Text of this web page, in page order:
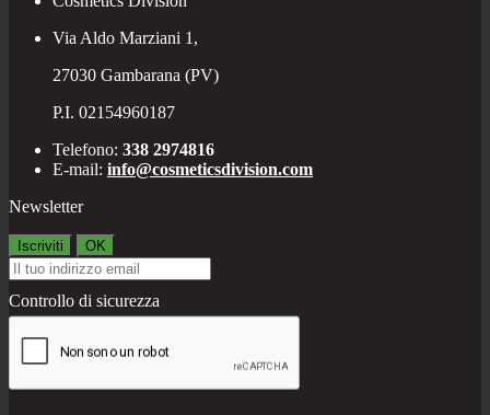
Via Aldo Marziani 1,
27030 Gambarana (PV)
P.I. 02154960187
Telefono: 338 2974816
E-mail: info@cosmeticsdivision.com
Newsletter
Controllo di sicurezza